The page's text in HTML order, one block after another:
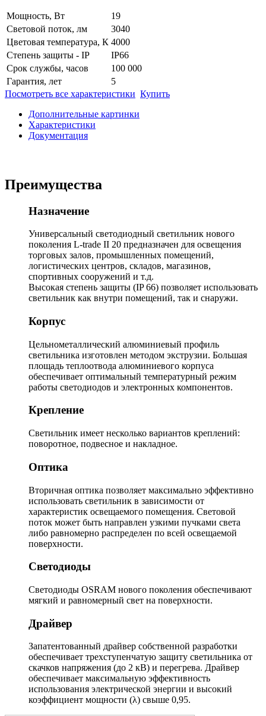
Мощность, Вт
19
Световой поток, лм
3040
Цветовая температура, К 4000
Степень защиты - IP
IP66
Срок службы, часов
100 000
Гарантия, лет
5
Посмотреть все характеристики Купить
Дополнительные картинки
Характеристики
Документация
Преимущества
Назначение
Универсальный светодиодный светильник нового
поколения L-trade II 20 предназначен для освещения
торговых залов, промышленных помещений,
логистических центров, складов, магазинов,
спортивных сооружений и т.д.
Высокая степень защиты (IP 66) позволяет использовать
светильник как внутри помещений, так и снаружи.
Корпус
Цельнометаллический алюминиевый профиль
светильника изготовлен методом экструзии. Большая
площадь теплоотвода алюминиевого корпуса
обеспечивает оптимальный температурный режим
работы светодиодов и электронных компонентов.
Крепление
Светильник имеет несколько вариантов креплений:
поворотное, подвесное и накладное.
Оптика
Вторичная оптика позволяет максимально эффективно
использовать светильник в зависимости от
характеристик освещаемого помещения. Световой
поток может быть направлен узкими пучками света
либо равномерно распределен по всей освещаемой
поверхности.
Светодиоды
Светодиоды OSRAM нового поколения обеспечивают
мягкий и равномерный свет на поверхности.
Драйвер
Запатентованный драйвер собственной разработки
обеспечивает трехступенчатую защиту светильника от
скачков напряжения (до 2 кВ) и перегрева. Драйвер
обеспечивает максимальную эффективность
использования электрической энергии и высокий
коэффициент мощности (λ) свыше 0,95.